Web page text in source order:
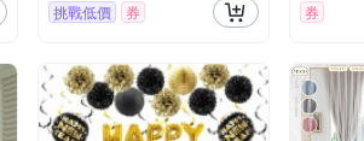
挑戰低價 券 券